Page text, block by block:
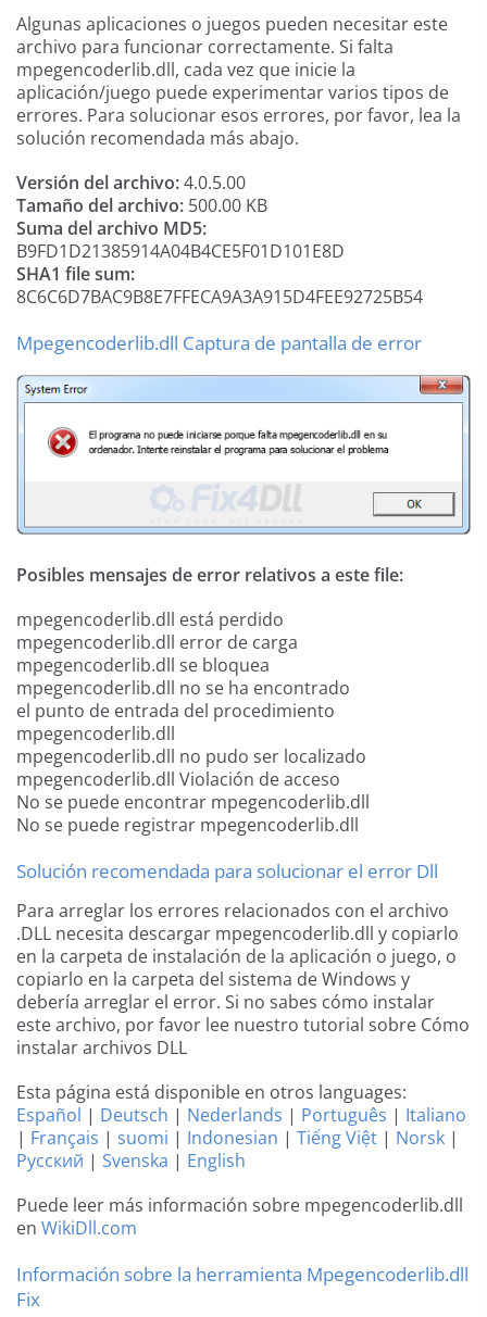
Algunas aplicaciones o juegos pueden necesitar este
archivo para funcionar correctamente. Si falta
mpegencoderlib.dll, cada vez que inicie la
aplicación/juego puede experimentar varios tipos de
errores. Para solucionar esos errores, por favor, lea la
solución recomendada más abajo.
Versión del archivo:4.0.5.00
Tamaño del archivo: 500.00 KB
Suma del archivo MD5:
B9FD1D21385914A04B4CE5F01D101E8D
SHA1 file sum:
8C6C6D7BAC9B8E7FFECA9A3A915D4FEE92725B54
Mpegencoderlib.dll Captura de pantalla de error
Posibles mensajes de error relativos a este file:
mpegencoderlib.dll está perdido
mpegencoderlib.dll error de carga
mpegencoderlib.dll se bloquea
mpegencoderlib.dll no se ha encontrado
el punto de entrada del procedimiento
mpegencoderlib.dll
mpegencoderlib.dll no pudo ser localizado
mpegencoderlib.dll Violación de acceso
No se puede encontrar mpegencoderlib.dll
No se puede registrar mpegencoderlib.dll
Solución recomendada para solucionar el error Dll
Para arreglar los errores relacionados con el archivo
.DLL necesita descargar mpegencoderlib.dll y copiarlo
en la carpeta de instalación de la aplicación o juego, o
copiarlo en la carpeta del sistema de Windows y
debería arreglar el error. Si no sabes cómo instalar
este archivo, por favor lee nuestro tutorial sobre Cómo
instalar archivos DLL
Esta página está disponible en otros languages:
Español | Deutsch | Nederlands | Português | Italiano
| Français | suomi | Indonesian | Tiếng Việt | Norsk |
Русский | Svenska | English
Puede leer más información sobre mpegencoderlib.dll
en WikiDll.com
Información sobre la herramienta Mpegencoderlib.dll
Fix